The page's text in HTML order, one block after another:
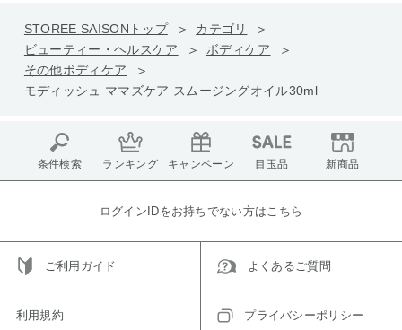
STOREE SAISONトップ
カテゴリ
ビューティー・ヘルスケア
ボディケア
その他ボディケア
モディッシュ ママズケア スムージングオイル30ml
条件検索 ランキング キャンペーン 目玉品 新商品
ログインIDをお持ちでない方はこちら
ご利用ガイド よくあるご質問
利用規約 プライバシーポリシー